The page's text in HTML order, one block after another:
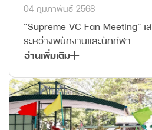
04 กุมภาพันธ์ 2568
“Supreme VC Fan Meeting”
ระหว่างพนักงานและนักกีฬา
อ่านเพิ่มเติม